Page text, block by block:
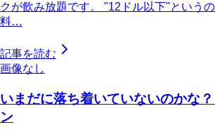
クが飲み放題です。 "12ドル以下"という
料…
記事を読む
画像なし
いまだに落ち着いていないのかな
ン